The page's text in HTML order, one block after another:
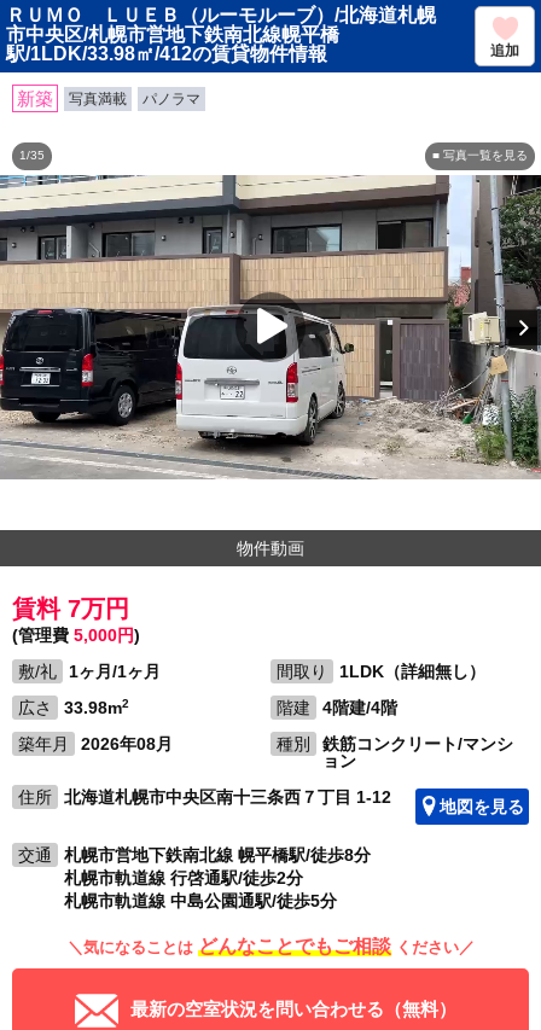
ＲＵＭＯ ＬＵＥＢ（ルーモルーブ）/北海道札幌
市中央区/札幌市営地下鉄南北線幌平橋
駅/1LDK/33.98㎡/412の賃貸物件情報
追加
新築 写真満載 パノラマ
■ 写真一覧を見る
1/35
物件動画
賃料 7万円
(管理費 5,000円)
敷/礼
1ヶ月/1ヶ月 間取り
1LDK（詳細無し）
広さ
33.98m2 階建
4階建/4階
築年月
2026年08月 種別
鉄筋コンクリート/マンシ
ョン
住所
北海道札幌市中央区南十三条西７丁目 1-12 地図を見る
交通
札幌市営地下鉄南北線 幌平橋駅/徒歩8分
札幌市軌道線 行啓通駅/徒歩2分
札幌市軌道線 中島公園通駅/徒歩5分
＼気になることは どんなことでもご相談 ください／
最新の空室状況を問い合わせる（無料）